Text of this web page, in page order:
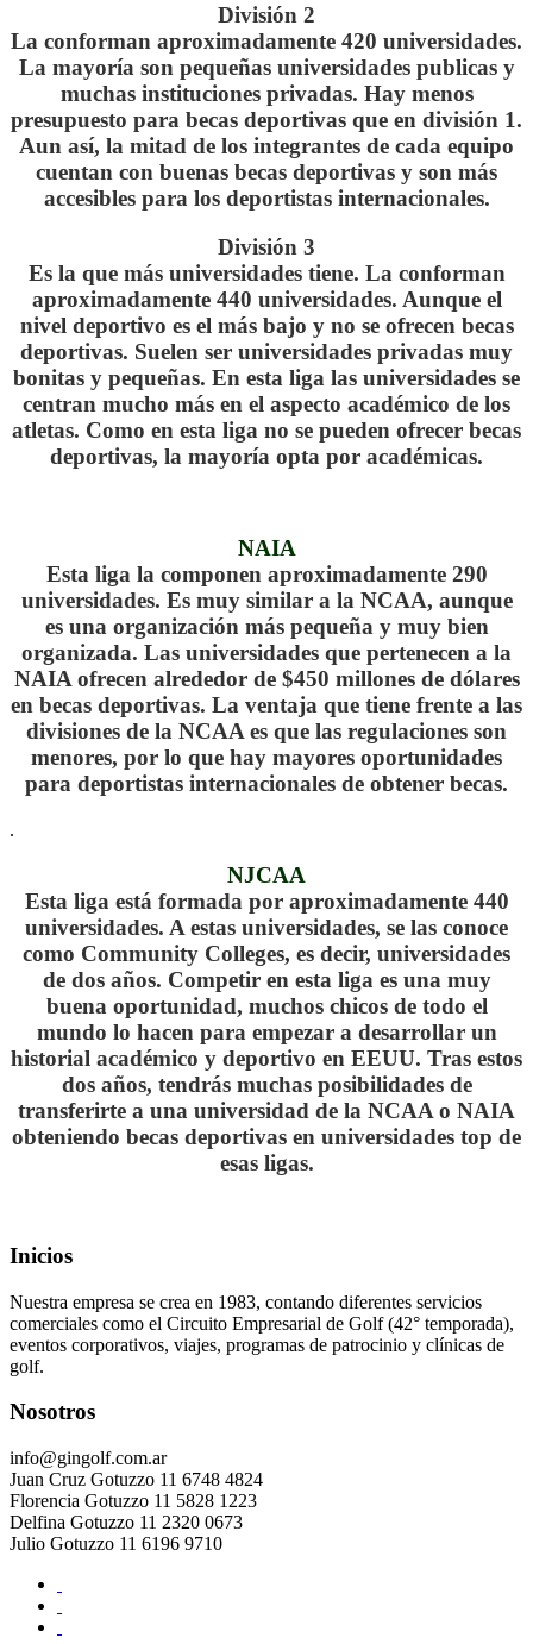
División 2
La conforman aproximadamente 420 universidades.
La mayoría son pequeñas universidades publicas y
muchas instituciones privadas. Hay menos
presupuesto para becas deportivas que en división 1.
Aun así, la mitad de los integrantes de cada equipo
cuentan con buenas becas deportivas y son más
accesibles para los deportistas internacionales.
División 3
Es la que más universidades tiene. La conforman
aproximadamente 440 universidades. Aunque el
nivel deportivo es el más bajo y no se ofrecen becas
deportivas. Suelen ser universidades privadas muy
bonitas y pequeñas. En esta liga las universidades se
centran mucho más en el aspecto académico de los
atletas. Como en esta liga no se pueden ofrecer becas
deportivas, la mayoría opta por académicas.
NAIA
Esta liga la componen aproximadamente 290
universidades. Es muy similar a la NCAA, aunque
es una organización más pequeña y muy bien
organizada. Las universidades que pertenecen a la
NAIA ofrecen alrededor de $450 millones de dólares
en becas deportivas. La ventaja que tiene frente a las
divisiones de la NCAA es que las regulaciones son
menores, por lo que hay mayores oportunidades
para deportistas internacionales de obtener becas.
.
NJCAA
Esta liga está formada por aproximadamente 440
universidades. A estas universidades, se las conoce
como Community Colleges, es decir, universidades
de dos años. Competir en esta liga es una muy
buena oportunidad, muchos chicos de todo el
mundo lo hacen para empezar a desarrollar un
historial académico y deportivo en EEUU. Tras estos
dos años, tendrás muchas posibilidades de
transferirte a una universidad de la NCAA o NAIA
obteniendo becas deportivas en universidades top de
esas ligas.
Inicios
Nuestra empresa se crea en 1983, contando diferentes servicios
comerciales como el Circuito Empresarial de Golf (42° temporada),
eventos corporativos, viajes, programas de patrocinio y clínicas de
golf.
Nosotros
info@gingolf.com.ar
Juan Cruz Gotuzzo 11 6748 4824
Florencia Gotuzzo 11 5828 1223
Delfina Gotuzzo 11 2320 0673
Julio Gotuzzo 11 6196 9710